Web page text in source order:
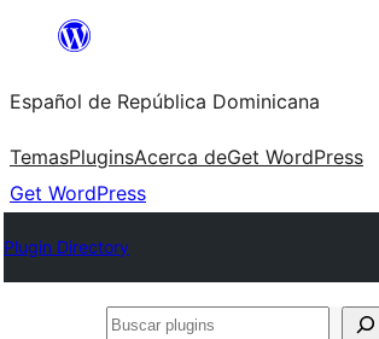
Saltar
contenido
Español de República Dominicana
TemasPluginsAcerca deGet WordPress
Get WordPress
Plugin Directory
Buscar